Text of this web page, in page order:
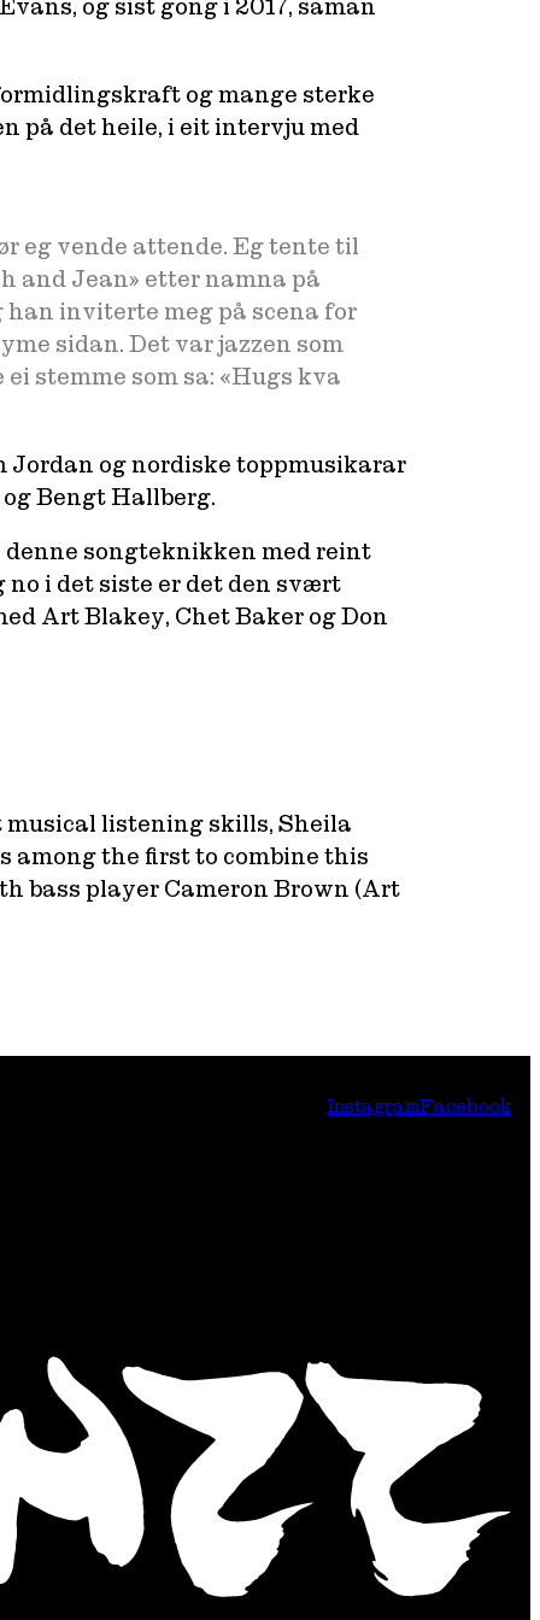
og sist gong i 2017, saman
og mange sterke
på det heile, i eit intervju med
eg vende attende. Eg tente til
and Jean» etter namna på
inviterte meg på scena for
sidan. Det var jazzen som
stemme som sa: «Hugs kva
Jordan og nordiske toppmusikarar
Bengt Hallberg.
denne songteknikken med reint
i det siste er det den svært
Art Blakey, Chet Baker og Don
musical listening skills, Sheila
among the first to combine this
bass player Cameron Brown (Art
InstagramFacebook